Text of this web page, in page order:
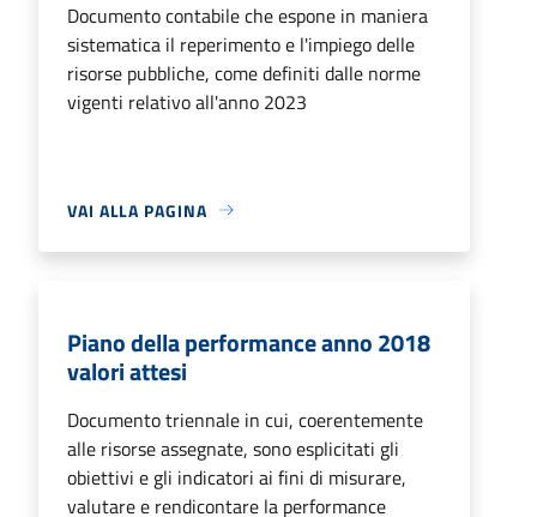
Documento contabile che espone in maniera
sistematica il reperimento e l'impiego delle
risorse pubbliche, come definiti dalle norme
vigenti relativo all'anno 2023
VAI ALLA PAGINA
Piano della performance anno 2018
valori attesi
Documento triennale in cui, coerentemente
alle risorse assegnate, sono esplicitati gli
obiettivi e gli indicatori ai fini di misurare,
valutare e rendicontare la performance